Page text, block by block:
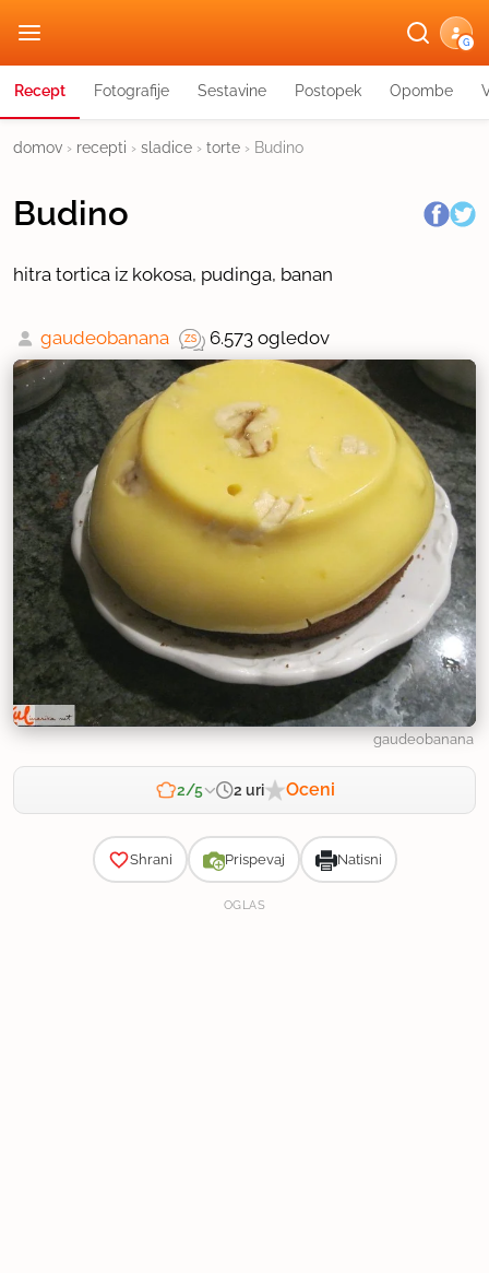
G
Recept Fotografije Sestavine Postopek Opombe
domov › recepti › sladice › torte › Budino
Budino
hitra tortica iz kokosa, pudinga, banan
gaudeobanana 6.573 ogledov
gaudeobanana
2/5 2 uri Oceni
Shrani Prispevaj Natisni
OGLAS